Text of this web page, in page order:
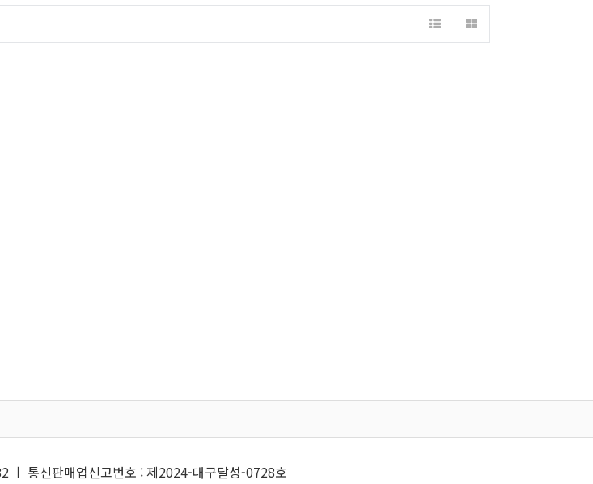
ㅣ 통신판매업신고번호 : 제2024-대구달성-0728호